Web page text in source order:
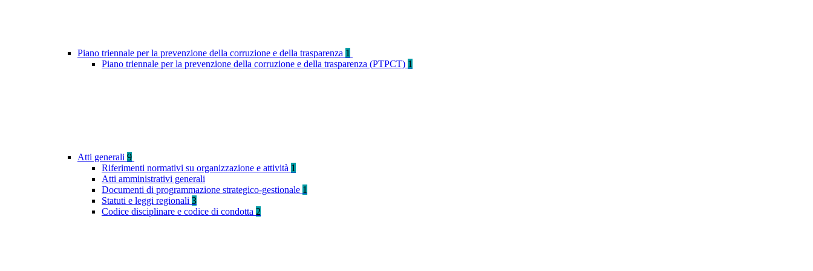
Piano triennale per la prevenzione della corruzione e della trasparenza 1
Piano triennale per la prevenzione della corruzione e della trasparenza (PTPCT) 1
Atti generali 9
Riferimenti normativi su organizzazione e attività 1
Atti amministrativi generali
Documenti di programmazione strategico-gestionale 1
Statuti e leggi regionali 3
Codice disciplinare e codice di condotta 2